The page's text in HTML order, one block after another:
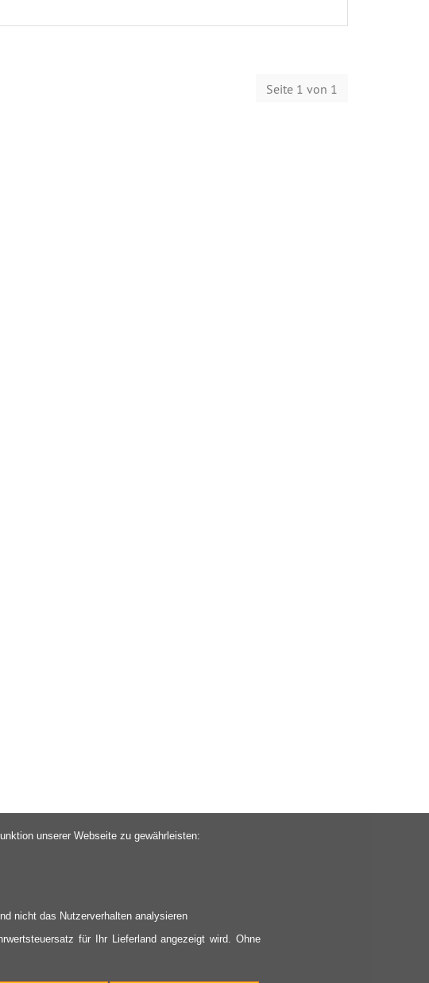
Seite 1 von 1
unserer Webseite zu gewährleisten:
nicht das Nutzerverhalten analysieren
für Ihr Lieferland angezeigt wird. Ohne